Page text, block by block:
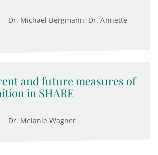
Dr. Michael Bergmann; Dr. Annette
and future measures of
in SHARE
Dr. Melanie Wagner